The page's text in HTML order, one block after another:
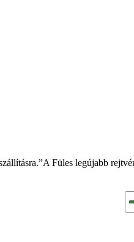
Füles legújabb